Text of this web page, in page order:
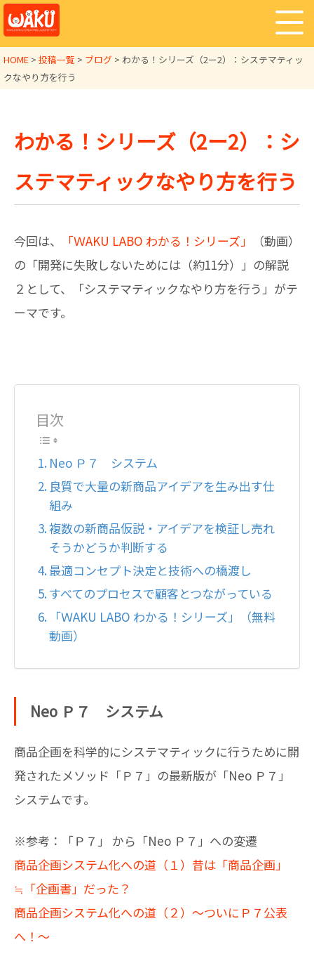
HOME > 投稿一覧 > ブログ > わかる！シリーズ（2ー2）：システマティッ
クなやり方を行う
わかる！シリーズ（2ー2）：シ
ステマティックなやり方を行う
今回は、 「ＷAKU LABO わかる！シリーズ」
（動画）
の「開発に失敗しないためには（約11分）」の解説
２として、「システマティックなやり方を行う」がテ
ーマです。
目次
Neo Ｐ７ システム
良質で大量の新商品アイデアを生み出す仕
組み
複数の新商品仮説・アイデアを検証し売れ
そうかどうか判断する
最適コンセプト決定と技術への橋渡し
すべてのプロセスで顧客とつながっている
「ＷAKU LABO わかる！シリーズ」（無料
動画）
Neo Ｐ７ システム
商品企画を科学的にシステマティックに行うために開
発されたメソッド「Ｐ７」の最新版が「Neo Ｐ７」
システムです。
※参考：「Ｐ７」 から「Neo Ｐ７」への変遷
商品企画システム化への道（１）昔は「商品企画」
≒「企画書」だった？
商品企画システム化への道（２）～ついにＰ７公表
へ！～